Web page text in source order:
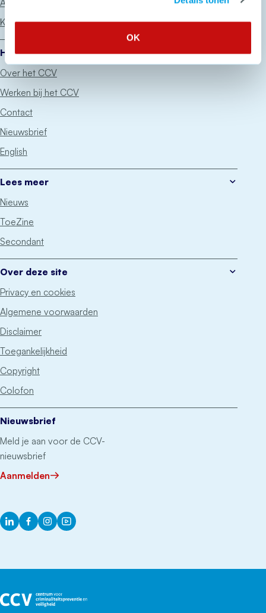
OK
Keurmerken
Het CCV
Over het CCV
Werken bij het CCV
Contact
Nieuwsbrief
English
Lees meer
Nieuws
ToeZine
Secondant
Over deze site
Privacy en cookies
Algemene voorwaarden
Disclaimer
Toegankelijkheid
Copyright
Colofon
Nieuwsbrief
Meld je aan voor de CCV-
nieuwsbrief
Aanmelden
LinkedInFacebook
InstagramYouTube